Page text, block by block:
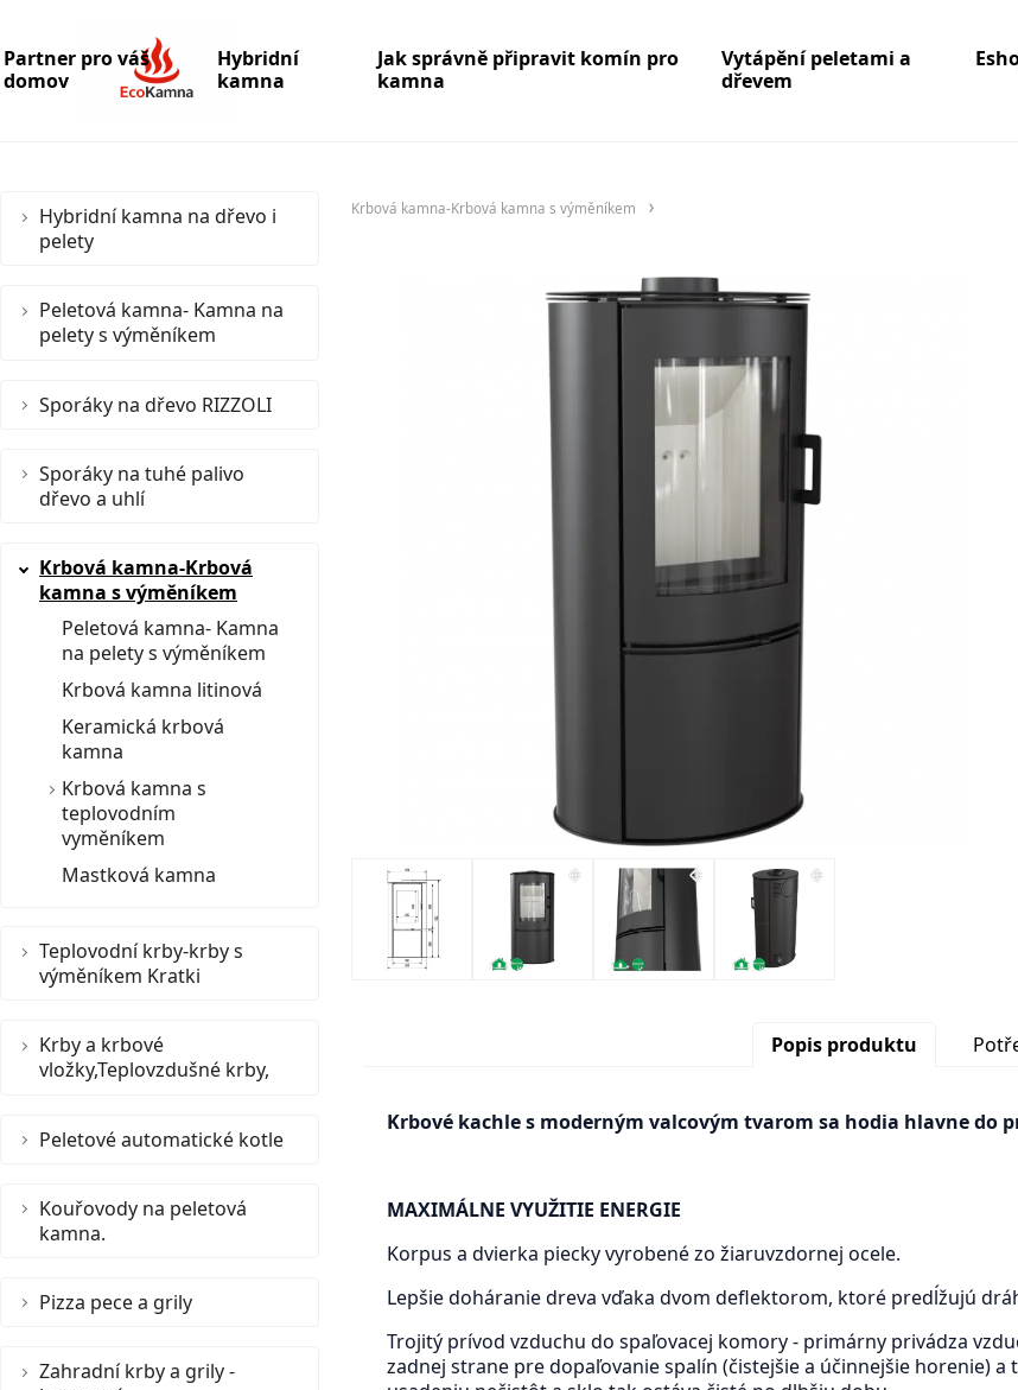
Partner pro váš
domov
Hybridní
kamna
Jak správně připravit komín pro
kamna
Vytápění peletami a
dřevem
Hybridní kamna na dřevo i
pelety
Peletová kamna- Kamna na
pelety s výměníkem
Sporáky na dřevo RIZZOLI
Sporáky na tuhé palivo
dřevo a uhlí
Krbová kamna-Krbová
kamna s výměníkem
Peletová kamna- Kamna
na pelety s výměníkem
Krbová kamna litinová
Keramická krbová
kamna
Krbová kamna s
teplovodním
vyměníkem
Mastková kamna
Teplovodní krby-krby s
výměníkem Kratki
Krby a krbové
vložky,Teplovzdušné krby,
Peletové automatické kotle
Kouřovody na peletová
kamna.
Pizza pece a grily
Zahradní krby a grily -
Krbová kamna-Krbová kamna s výměníkem
Popis produktu
Krbové kachle s moderným valcovým tvarom sa hodia hlavne do
MAXIMÁLNE VYUŽITIE ENERGIE
Korpus a dvierka piecky vyrobené zo žiaruvzdornej ocele.
Lepšie doháranie dreva vďaka dvom deflektorom, ktoré predĺžujú
Trojitý prívod vzduchu do spaľovacej komory - primárny privádza
zadnej strane pre dopaľovanie spalín (čistejšie a účinnejšie horenie)